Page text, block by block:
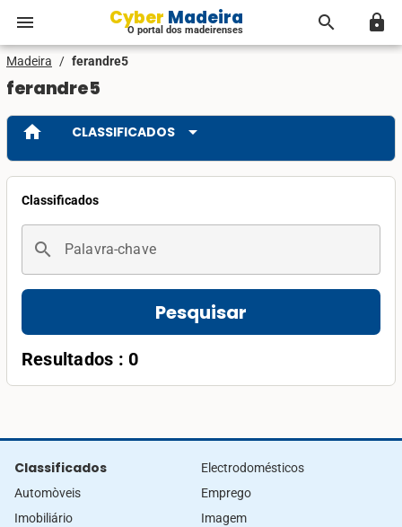
menu Cyber Madeira
O portal dos madeirenses search lock
Madeira / ferandre5
ferandre5
home CLASSIFICADOS arrow_drop_down
Classificados
search Palavra-chave
Pesquisar
Resultados : 0
Classificados
Automòveis
Imobiliário
Electrodomésticos
Emprego
Imagem